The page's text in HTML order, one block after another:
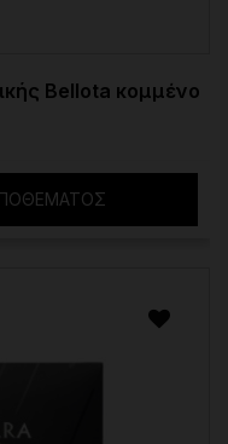
Bellota κομμένο